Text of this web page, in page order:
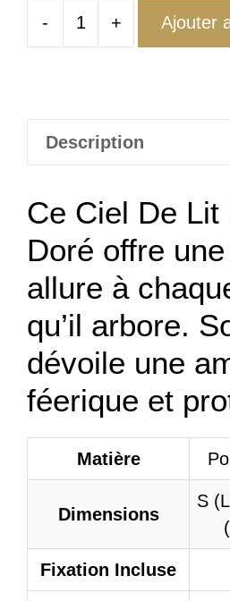
-
quantité
Lit
Doré
+ Ajouter
Description
Ce Ciel De Lit
Doré offre
allure à
qu’il arbore.
dévoile une
féerique et
Matière
Dimensions
S
Fixation Incluse